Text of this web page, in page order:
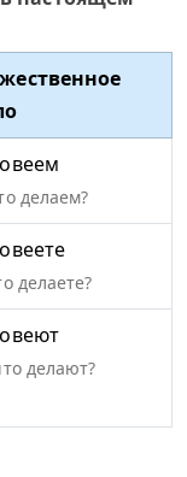
делаем?
делаете?
делают?